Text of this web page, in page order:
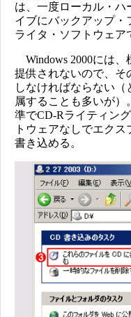
は、一度ローカル・ハ
イブにバックアップ・
ライタ・ソフトウェア
Windows 2000には、
提供されないので、そ
しなければならない
属することも多いが）
準でCD-Rライティン
トウェアなしでエク
書き込める。